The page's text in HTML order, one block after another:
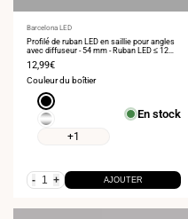
Fournisseur
:
Barcelona LED
Profilé de ruban LED en saillie pour angles
avec diffuseur - 54 mm - Ruban LED ≤ 12
Prix
de
vente
12,99€
Couleur du boîtier
Noir
Argent
+1
En stock
- + AJOUTER